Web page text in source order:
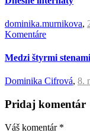
dominika.murnikova,
Komentáre
Medzi štyrmi stenami
Dominika Cifrová, 8.
Pridaj komentár
Váš komentár *